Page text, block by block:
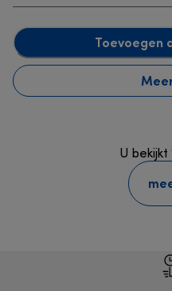
Toevoegen
U bekijkt